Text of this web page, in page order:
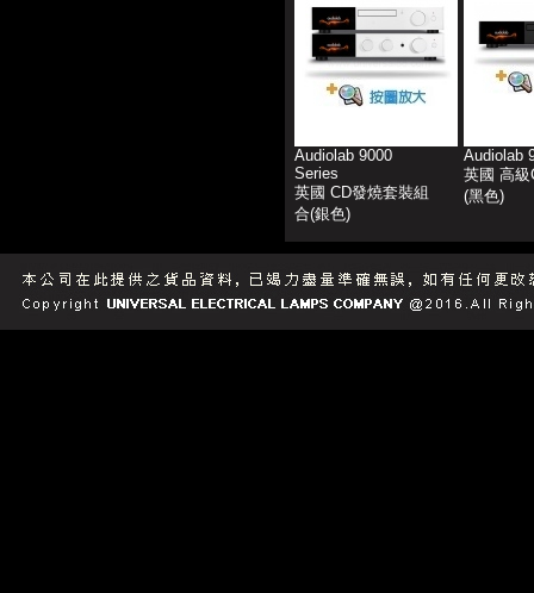
Audiolab 9000
Series
英國 CD發燒套裝組
合(銀色)
Audiolab
英國 高級
(黑色)